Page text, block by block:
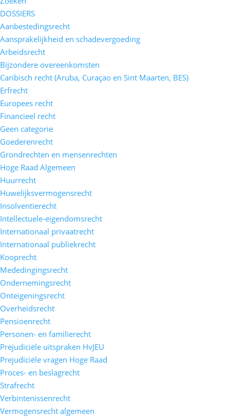
DOSSIERS
Aanbestedingsrecht
Aansprakelijkheid en schadevergoeding
Arbeidsrecht
Bijzondere overeenkomsten
Caribisch recht (Aruba, Curaçao en Sint Maarten, BES)
Erfrecht
Europees recht
Financieel recht
Geen categorie
Goederenrecht
Grondrechten en mensenrechten
Hoge Raad Algemeen
Huurrecht
Huwelijksvermogensrecht
Insolventierecht
Intellectuele-eigendomsrecht
Internationaal privaatrecht
Internationaal publiekrecht
Kooprecht
Mededingingsrecht
Ondernemingsrecht
Onteigeningsrecht
Overheidsrecht
Pensioenrecht
Personen- en familierecht
Prejudiciële uitspraken HvJEU
Prejudiciële vragen Hoge Raad
Proces- en beslagrecht
Strafrecht
Verbintenissenrecht
Vermogensrecht algemeen